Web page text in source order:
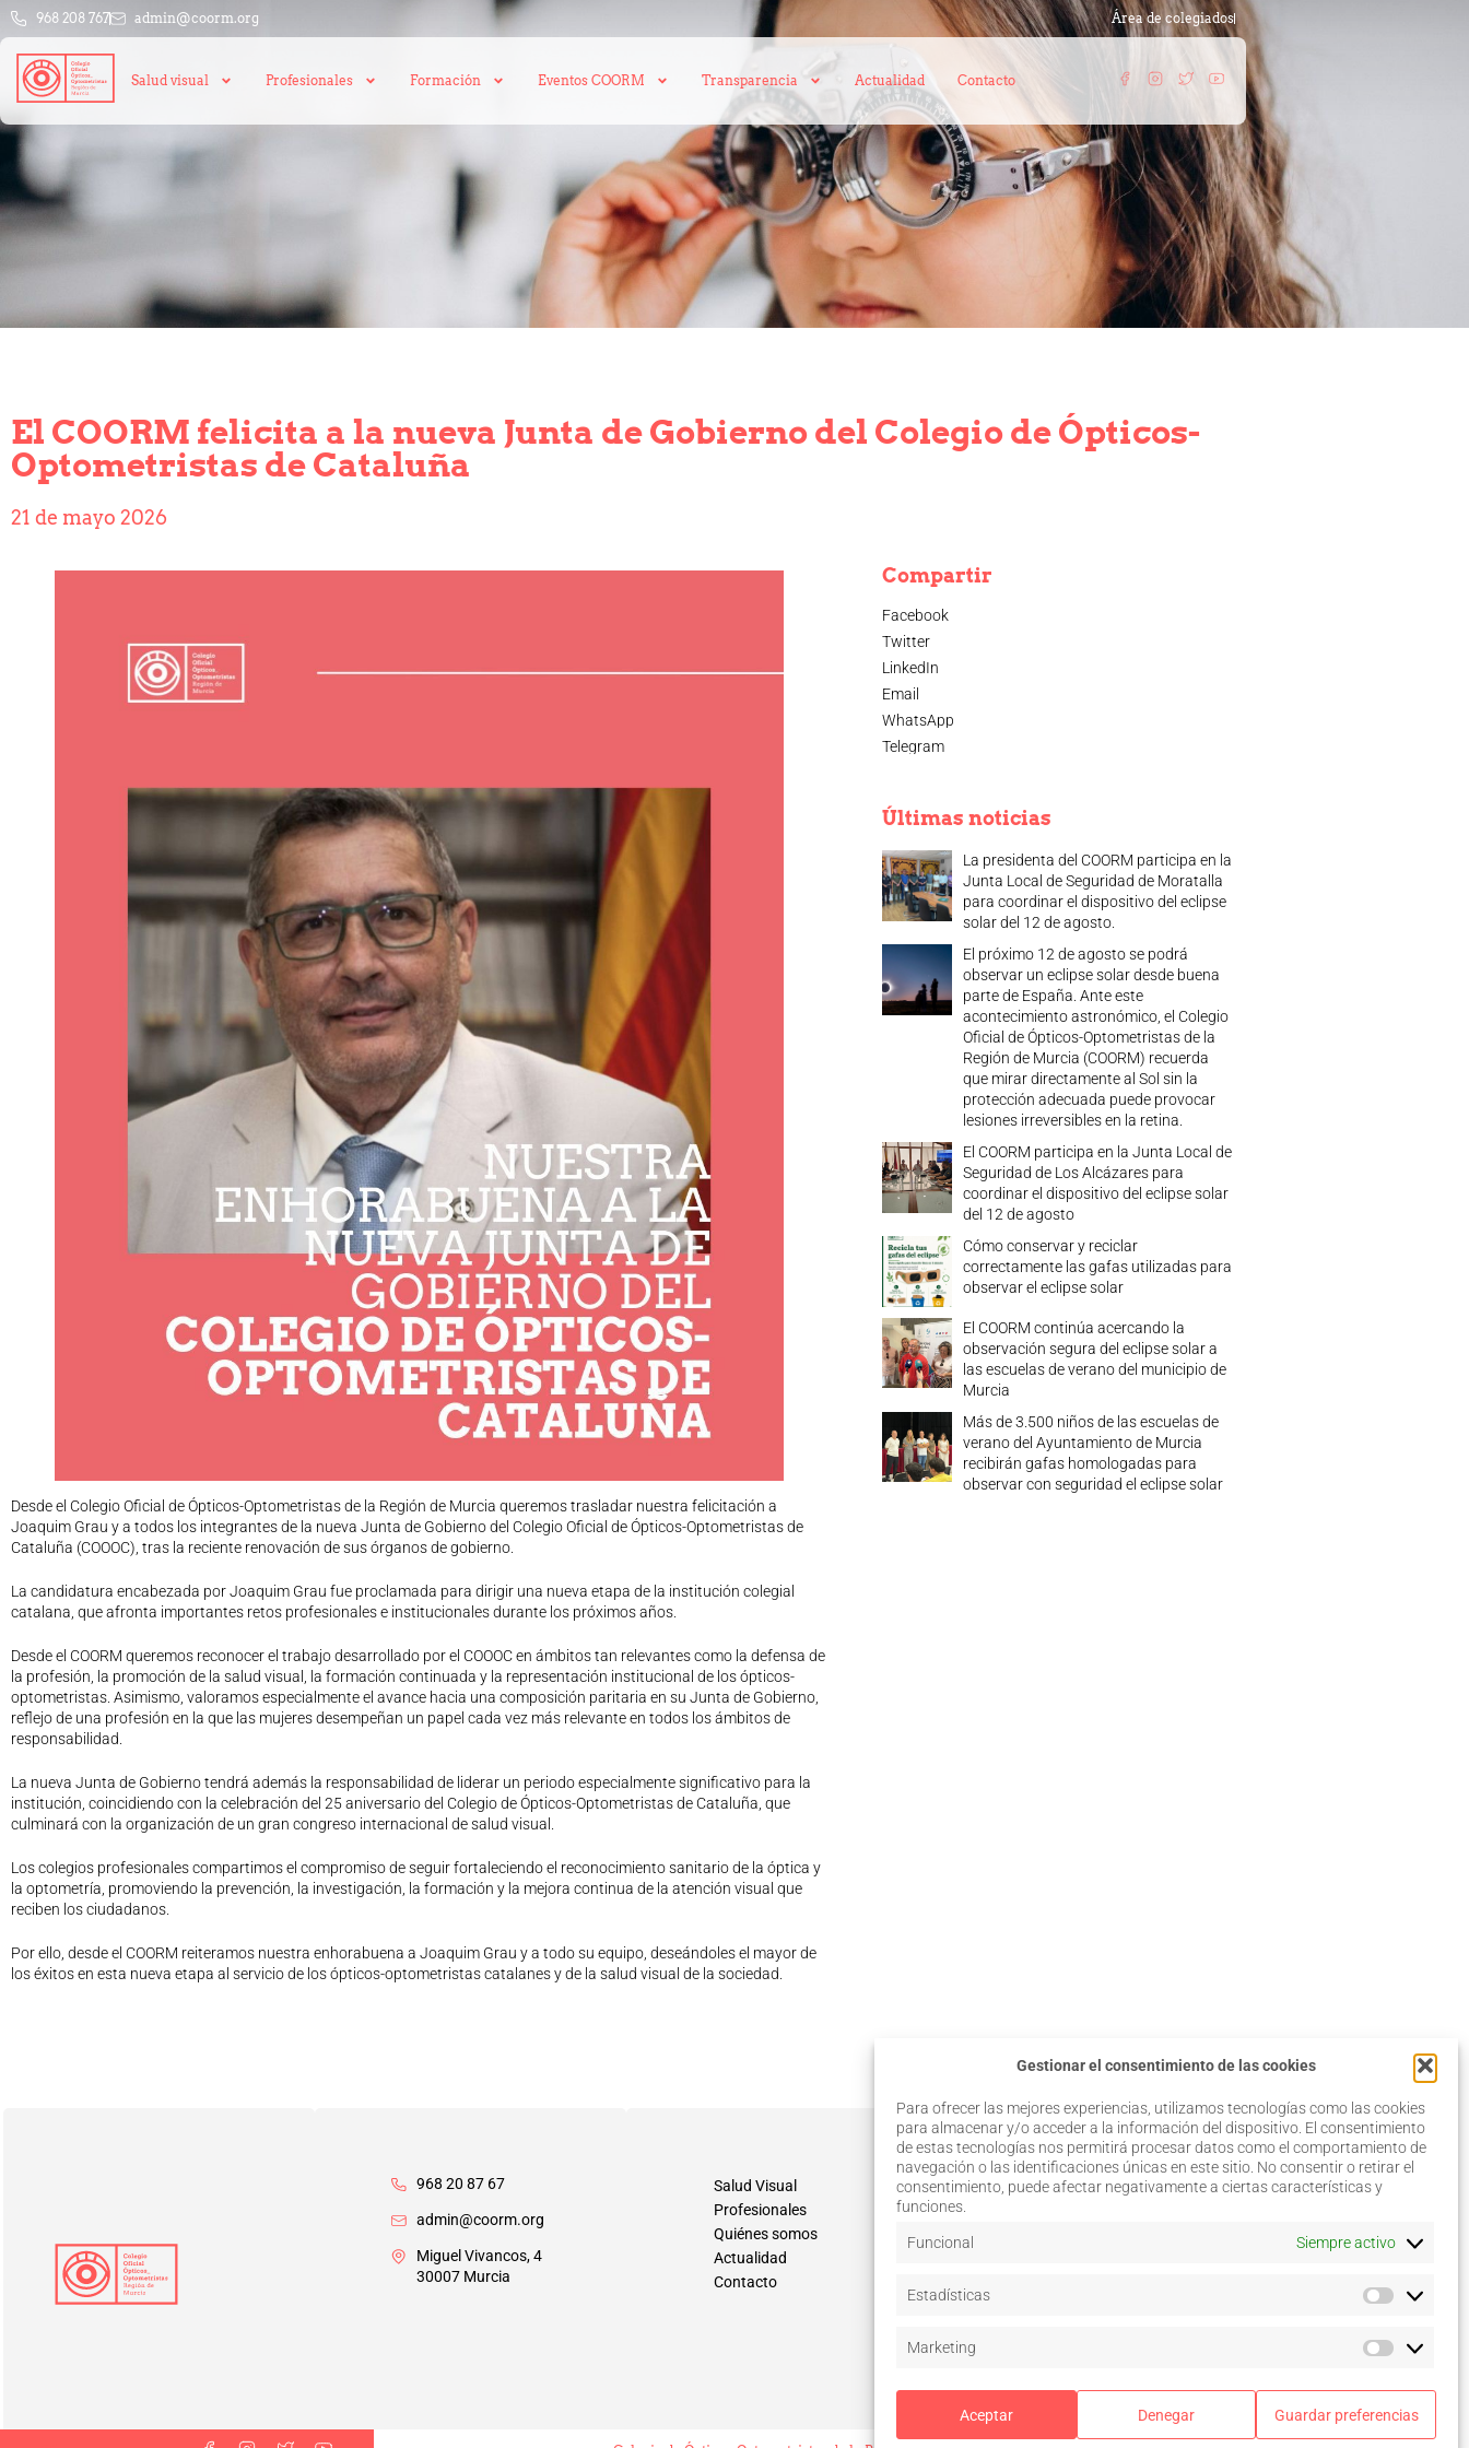
Gestionar el consentimiento de las cookies
Para ofrecer las mejores experiencias, utilizamos tecnologías como las cookies
para almacenar y/o acceder a la información del dispositivo. El consentimiento
de estas tecnologías nos permitirá procesar datos como el comportamiento de
navegación o las identificaciones únicas en este sitio. No consentir o retirar el
consentimiento, puede afectar negativamente a ciertas características y
funciones.
Funcional Siempre activo
Estadísticas
Marketing
Aceptar Denegar Guardar preferencias
968 208 767 admin@coorm.org Área de colegiados
Salud visual Profesionales Formación Eventos COORM Transparencia Actualidad Contacto
El COORM felicita a la nueva Junta de Gobierno del Colegio de Ópticos-
Optometristas de Cataluña
21 de mayo 2026
Desde el Colegio Oficial de Ópticos-Optometristas de la Región de Murcia queremos trasladar nuestra felicitación a
Joaquim Grau y a todos los integrantes de la nueva Junta de Gobierno del Colegio Oficial de Ópticos-Optometristas de
Cataluña (COOOC), tras la reciente renovación de sus órganos de gobierno.
La candidatura encabezada por Joaquim Grau fue proclamada para dirigir una nueva etapa de la institución colegial
catalana, que afronta importantes retos profesionales e institucionales durante los próximos años.
Desde el COORM queremos reconocer el trabajo desarrollado por el COOOC en ámbitos tan relevantes como la defensa de
la profesión, la promoción de la salud visual, la formación continuada y la representación institucional de los ópticos-
optometristas. Asimismo, valoramos especialmente el avance hacia una composición paritaria en su Junta de Gobierno,
reflejo de una profesión en la que las mujeres desempeñan un papel cada vez más relevante en todos los ámbitos de
responsabilidad.
La nueva Junta de Gobierno tendrá además la responsabilidad de liderar un periodo especialmente significativo para la
institución, coincidiendo con la celebración del 25 aniversario del Colegio de Ópticos-Optometristas de Cataluña, que
culminará con la organización de un gran congreso internacional de salud visual.
Los colegios profesionales compartimos el compromiso de seguir fortaleciendo el reconocimiento sanitario de la óptica y
la optometría, promoviendo la prevención, la investigación, la formación y la mejora continua de la atención visual que
reciben los ciudadanos.
Por ello, desde el COORM reiteramos nuestra enhorabuena a Joaquim Grau y a todo su equipo, deseándoles el mayor de
los éxitos en esta nueva etapa al servicio de los ópticos-optometristas catalanes y de la salud visual de la sociedad.
Compartir
Facebook
Twitter
LinkedIn
Email
WhatsApp
Telegram
Últimas noticias
La presidenta del COORM participa en la
Junta Local de Seguridad de Moratalla
para coordinar el dispositivo del eclipse
solar del 12 de agosto.
El próximo 12 de agosto se podrá
observar un eclipse solar desde buena
parte de España. Ante este
acontecimiento astronómico, el Colegio
Oficial de Ópticos-Optometristas de la
Región de Murcia (COORM) recuerda
que mirar directamente al Sol sin la
protección adecuada puede provocar
lesiones irreversibles en la retina.
El COORM participa en la Junta Local de
Seguridad de Los Alcázares para
coordinar el dispositivo del eclipse solar
del 12 de agosto
Cómo conservar y reciclar
correctamente las gafas utilizadas para
observar el eclipse solar
El COORM continúa acercando la
observación segura del eclipse solar a
las escuelas de verano del municipio de
Murcia
Más de 3.500 niños de las escuelas de
verano del Ayuntamiento de Murcia
recibirán gafas homologadas para
observar con seguridad el eclipse solar
968 20 87 67
admin@coorm.org
Miguel Vivancos, 4
30007 Murcia
Salud Visual
Profesionales
Quiénes somos
Actualidad
Contacto
Aviso legal